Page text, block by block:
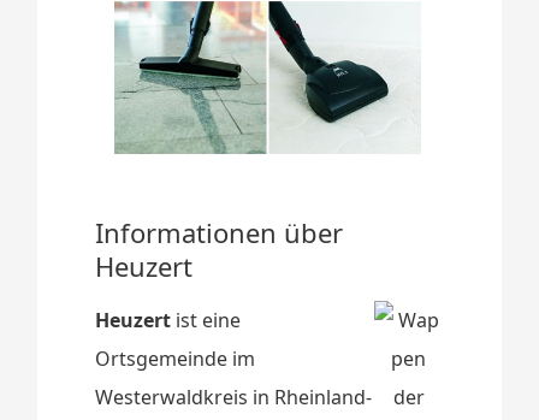
Informationen über
Heuzert
Heuzert ist eine
Ortsgemeinde im
Westerwaldkreis in Rheinland-